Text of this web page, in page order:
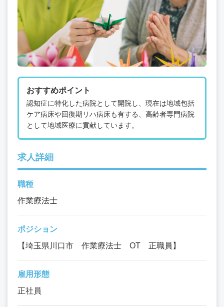
おすすめポイント
認知症に特化した病院として開院し、現在は地域包括
ケア病床や回復期リハ病床も有する、高齢者専門病院
として地域医療に貢献しています。
求人詳細
職種
作業療法士
ポジション
【埼玉県川口市 作業療法士 OT 正職員】
雇用形態
正社員